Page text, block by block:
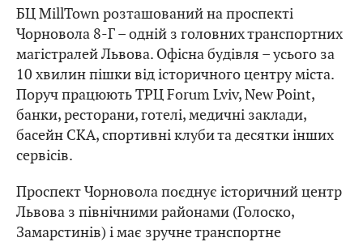
БЦ MillTown розташований на проспекті
Чорновола 8-Г – одній з головних транспортних
магістралей Львова. Офісна будівля – усього за
10 хвилин пішки від історичного центру міста.
Поруч працюють ТРЦ Forum Lviv, New Point,
банки, ресторани, готелі, медичні заклади,
басейн СКА, спортивні клуби та десятки інших
сервісів.
Проспект Чорновола поєднує історичний центр
Львова з північними районами (Голоско,
Замарстинів) і має зручне транспортне